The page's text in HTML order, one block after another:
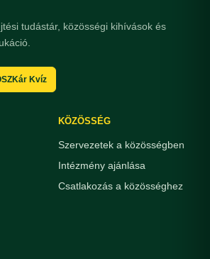
tudástár, közösségi kihívások és
Kvíz
KÖZÖSSÉG
Szervezetek a közösségben
Intézmény ajánlása
Csatlakozás a közösséghez